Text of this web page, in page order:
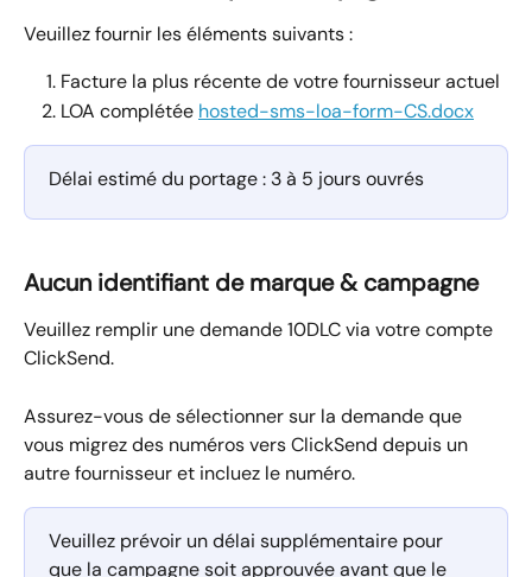
Veuillez fournir les éléments suivants :
Facture la plus récente de votre fournisseur actuel
LOA complétée hosted-sms-loa-form-CS.docx
Délai estimé du portage : 3 à 5 jours ouvrés
Aucun identifiant de marque & campagne
Veuillez remplir une demande 10DLC via votre compte
ClickSend.
Assurez-vous de sélectionner sur la demande que
vous migrez des numéros vers ClickSend depuis un
autre fournisseur et incluez le numéro.
Veuillez prévoir un délai supplémentaire pour
que la campagne soit approuvée avant que le